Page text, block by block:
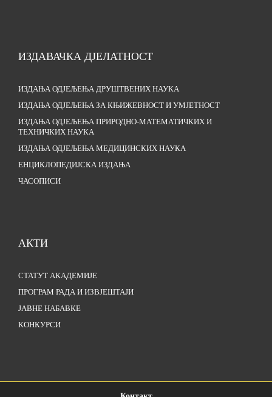
ИЗДАВАЧКА ДЈЕЛАТНОСТ
ИЗДАЊА ОДЈЕЉЕЊА ДРУШТВЕНИХ НАУКА
ИЗДАЊА ОДЈЕЉЕЊА ЗА КЊИЖЕВНОСТ И УМЈЕТНОСТ
ИЗДАЊА ОДЈЕЉЕЊА ПРИРОДНО-МАТЕМАТИЧКИХ И
ТЕХНИЧКИХ НАУКА
ИЗДАЊА ОДЈЕЉЕЊА МЕДИЦИНСКИХ НАУКА
ЕНЦИКЛОПЕДИЈСКА ИЗДАЊА
ЧАСОПИСИ
АКТИ
СТАТУТ АКАДЕМИЈЕ
ПРОГРАМ РАДА И ИЗВЈЕШТАЈИ
ЈАВНЕ НАБАВКЕ
КОНКУРСИ